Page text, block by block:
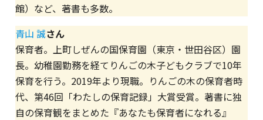
館）など、著書も多数。
青山 誠さん
保育者。上町しぜんの国保育園（東京・世田谷区）園
長。幼稚園勤務を経てりんごの木子どもクラブで10年
保育を行う。2019年より現職。りんごの木の保育者時
代、第46回「わたしの保育記録」大賞受賞。著書に独
自の保育観をまとめた『あなたも保育者になれる』